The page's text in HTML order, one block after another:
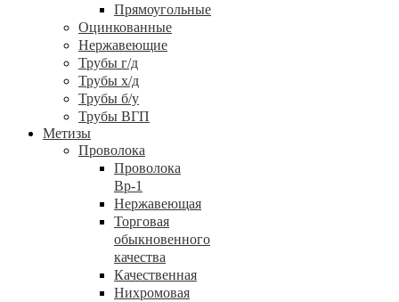
Прямоугольные
Оцинкованные
Нержавеющие
Трубы г/д
Трубы х/д
Трубы б/у
Трубы ВГП
Метизы
Проволока
Проволока
Вр-1
Нержавеющая
Торговая
обыкновенного
качества
Качественная
Нихромовая